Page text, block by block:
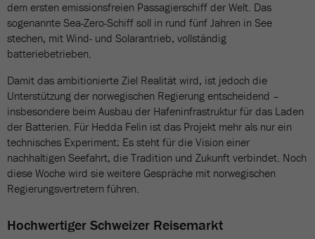
dem ersten emissionsfreien Passagierschiff der Welt. Das
sogenannte Sea-Zero-Schiff soll in rund fünf Jahren in See
stechen, mit Wind- und Solarantrieb, vollständig
batteriebetrieben.
Damit das ambitionierte Ziel Realität wird, ist jedoch die
Unterstützung der norwegischen Regierung entscheidend –
insbesondere beim Ausbau der Hafeninfrastruktur für das Laden
der Batterien. Für Hedda Felin ist das Projekt mehr als nur ein
technisches Experiment: Es steht für die Vision einer
nachhaltigen Seefahrt, die Tradition und Zukunft verbindet. Noch
diese Woche wird sie weitere Gespräche mit norwegischen
Regierungsvertretern führen.
Hochwertiger Schweizer Reisemarkt